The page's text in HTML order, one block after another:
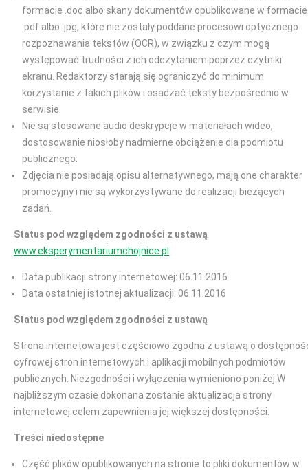
formacie .doc albo skany dokumentów opublikowane w formacie
.pdf albo .jpg, które nie zostały poddane procesowi optycznego
rozpoznawania tekstów (OCR), w związku z czym mogą
występować trudności z ich odczytaniem poprzez czytniki
ekranu. Redaktorzy starają się ograniczyć do minimum
korzystanie z takich plików i osadzać teksty bezpośrednio w
serwisie.
Nie są stosowane audio deskrypcje w materiałach wideo,
dostosowanie niosłoby nadmierne obciążenie dla podmiotu
publicznego.
Zdjęcia nie posiadają opisu alternatywnego, mają one charakter
promocyjny i nie są wykorzystywane do realizacji bieżących
zadań.
Status pod względem zgodności z ustawą
www.eksperymentariumchojnice.pl
Data publikacji strony internetowej: 06.11.2016
Data ostatniej istotnej aktualizacji: 06.11.2016
Status pod względem zgodności z ustawą
Strona internetowa jest częściowo zgodna z ustawą o
cyfrowej stron internetowych i aplikacji mobilnych podmiotów
publicznych. Niezgodności i wyłączenia wymieniono poniżej.W
najbliższym czasie dokonana zostanie aktualizacja strony
internetowej celem zapewnienia jej większej dostępności.
Treści niedostępne
Część plików opublikowanych na stronie to pliki dokumentów w